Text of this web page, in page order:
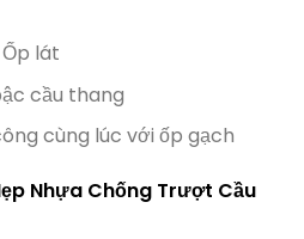
lát
cầu thang
cùng lúc với ốp gạch
Nhựa Chống Trượt Cầu